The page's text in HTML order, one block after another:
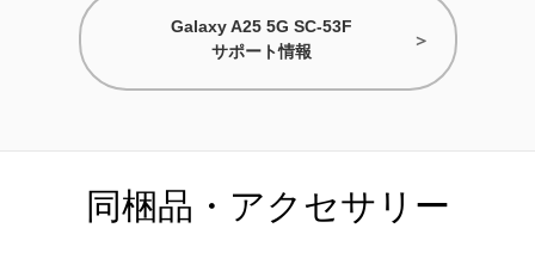
Galaxy A25 5G SC-53F
サポート情報
同梱品・アクセサリー